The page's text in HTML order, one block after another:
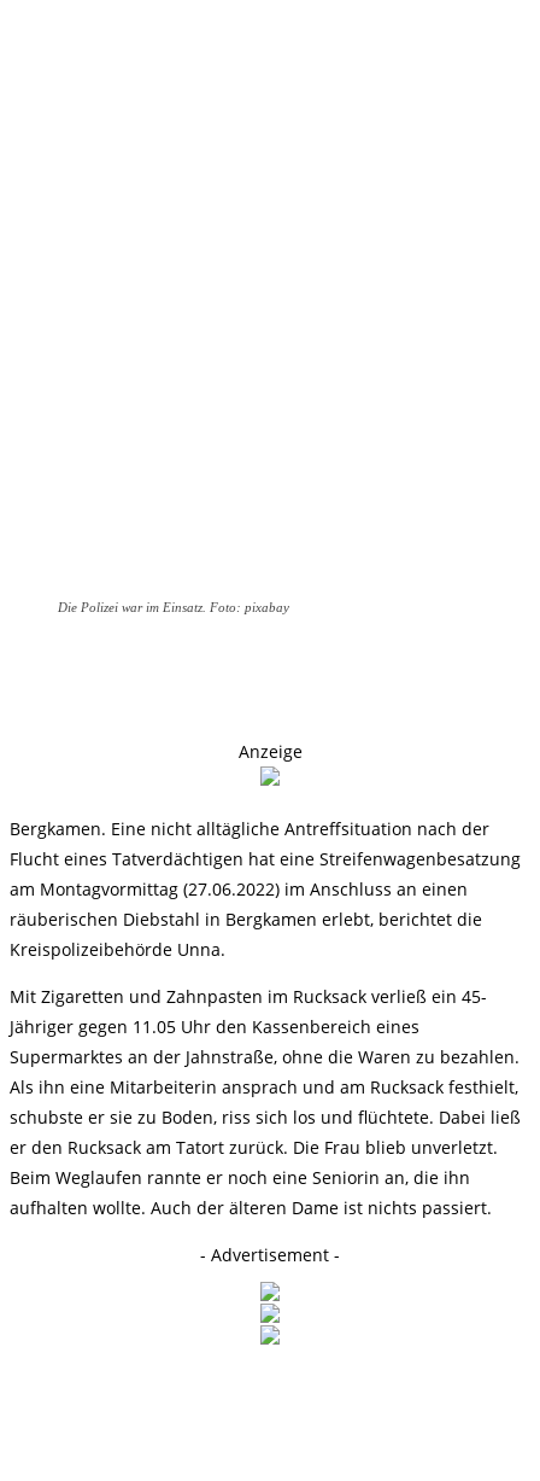
Die Polizei war im Einsatz. Foto: pixabay
Anzeige
Bergkamen. Eine nicht alltägliche Antreffsituation nach der
Flucht eines Tatverdächtigen hat eine Streifenwagenbesatzung
am Montagvormittag (27.06.2022) im Anschluss an einen
räuberischen Diebstahl in Bergkamen erlebt, berichtet die
Kreispolizeibehörde Unna.
Mit Zigaretten und Zahnpasten im Rucksack verließ ein 45-
Jähriger gegen 11.05 Uhr den Kassenbereich eines
Supermarktes an der Jahnstraße, ohne die Waren zu bezahlen.
Als ihn eine Mitarbeiterin ansprach und am Rucksack festhielt,
schubste er sie zu Boden, riss sich los und flüchtete. Dabei ließ
er den Rucksack am Tatort zurück. Die Frau blieb unverletzt.
Beim Weglaufen rannte er noch eine Seniorin an, die ihn
aufhalten wollte. Auch der älteren Dame ist nichts passiert.
- Advertisement -